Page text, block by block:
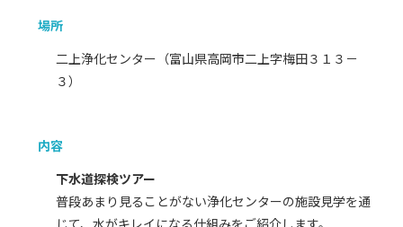
場所
二上浄化センター（富山県高岡市二上字梅田３１３－
３）
内容
下水道探検ツアー
普段あまり見ることがない浄化センターの施設見学を通